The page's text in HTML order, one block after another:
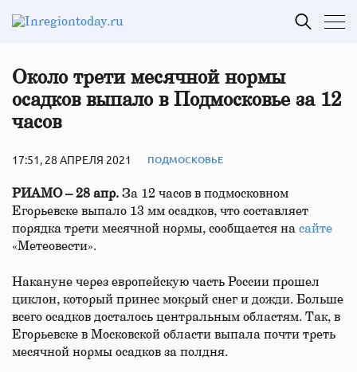
Около трети месячной нормы
осадков выпало в Подмосковье за 12
часов
17:51, 28 АПРЕЛЯ 2021 ПОДМОСКОВЬЕ
РИАМО – 28 апр. За 12 часов в подмосковном
Егорьевске выпало 13 мм осадков, что составляет
порядка трети месячной нормы, сообщается на сайте
«Метеовести».
Накануне через европейскую часть России прошел
циклон, который принес мокрый снег и дожди. Больше
всего осадков досталось центральным областям. Так, в
Егорьевске в Московской области выпала почти треть
месячной нормы осадков за полдня.